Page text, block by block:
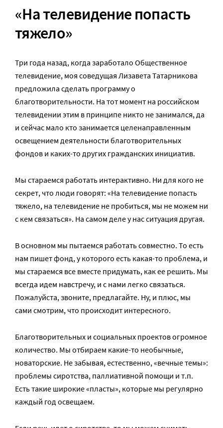
«На телевидение попасть
тяжело»
Три года назад, когда заработало Общественное
телевидение, моя соведущая Лизавета Татарникова
предложила сделать программу о
благотворительности. На тот момент на российском
телевидении этим в принципе никто не занимался, да
и сейчас мало кто занимается целенаправленным
освещением деятельности благотворительных
фондов и каких-то других гражданских инициатив.
Мы стараемся работать интерактивно. Ни для кого не
секрет, что люди говорят: «На телевидение попасть
тяжело, на телевидение не пробиться, мы не можем ни
с кем связаться». На самом деле у нас ситуация другая.
В основном мы пытаемся работать совместно. То есть
нам пишет фонд, у которого есть какая-то проблема, и
мы стараемся все вместе придумать, как ее решить. Мы
всегда идем навстречу, и с нами легко связаться.
Пожалуйста, звоните, предлагайте. Ну, и плюс, мы
сами смотрим, что происходит интересного.
Благотворительных и социальных проектов огромное
количество. Мы отбираем какие-то необычные,
новаторские. Не забывая, естественно, «вечные темы»:
проблемы сиротства, паллиативной помощи и т.п.
Есть такие широкие «пласты», которые мы регулярно
каждый год освещаем.